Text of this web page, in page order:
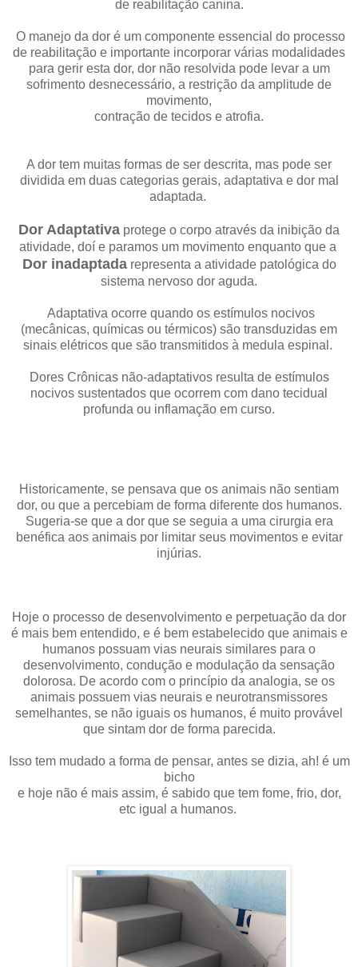
de reabilitação canina.
O manejo da dor é um componente essencial do processo
de reabilitação e importante incorporar várias modalidades
para gerir esta dor, dor não resolvida pode levar a um
sofrimento desnecessário, a restrição da amplitude de
movimento,
contração de tecidos e atrofia.
A dor tem muitas formas de ser descrita, mas pode ser
dividida em duas categorias gerais, adaptativa e dor mal
adaptada.
Dor Adaptativa protege o corpo através da inibição da
atividade, doí e paramos um movimento enquanto que a
Dor inadaptadarepresenta a atividade patológica do
sistema nervoso dor aguda.
Adaptativa ocorre quando os estímulos nocivos
(mecânicas, químicas ou térmicos) são transduzidas em
sinais elétricos que são transmitidos à medula espinal.
Dores Crônicas não-adaptativos resulta de estímulos
nocivos sustentados que ocorrem com dano tecidual
profunda ou inflamação em curso.
Historicamente, se pensava que os animais não sentiam
dor, ou que a percebiam de forma diferente dos humanos.
Sugeria-se que a dor que se seguia a uma cirurgia era
benéfica aos animais por limitar seus movimentos e evitar
injúrias.
Hoje o processo de desenvolvimento e perpetuação da dor
é mais bem entendido, e é bem estabelecido que animais e
humanos possuam vias neurais similares para o
desenvolvimento, condução e modulação da sensação
dolorosa. De acordo com o princípio da analogia, se os
animais possuem vias neurais e neurotransmissores
semelhantes, se não iguais os humanos, é muito provável
que sintam dor de forma parecida.
Isso tem mudado a forma de pensar, antes se dizia, ah! é um
bicho
e hoje não é mais assim, é sabido que tem fome, frio, dor,
etc igual a humanos.